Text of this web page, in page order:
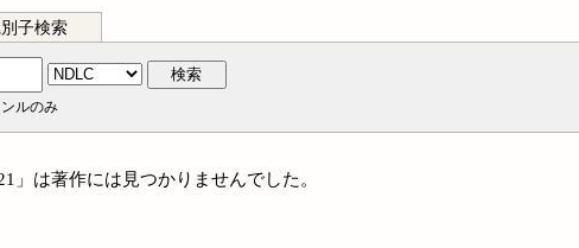
子検索
検索
ルのみ
」は著作には見つかりませんでした。